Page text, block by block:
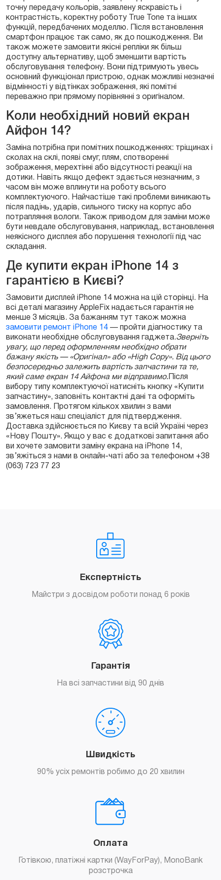
точну передачу кольорів, заявлену яскравість і
контрастність, коректну роботу True Tone та інших
функцій, передбачених моделлю. Після встановлення
смартфон працює так само, як до пошкодження. Ви
також можете замовити якісні репліки як більш
доступну альтернативу, щоб зменшити вартість
обслуговування телефону. Вони підтримують увесь
основний функціонал пристрою, однак можливі незначні
відмінності у відтінках зображення, які помітні
переважно при прямому порівнянні з оригіналом.
Коли необхідний новий екран
Айфон 14?
Заміна потрібна при помітних пошкодженнях: тріщинах і
сколах на склі, появі смуг, плям, спотворенні
зображення, мерехтінні або відсутності реакції на
дотики. Навіть якщо дефект здається незначним, з
часом він може вплинути на роботу всього
комплектуючого. Найчастіше такі проблеми виникають
після падінь, ударів, сильного тиску на корпус або
потрапляння вологи. Також приводом для заміни може
бути невдале обслуговування, наприклад, встановлення
неякісного дисплея або порушення технології під час
складання.
Де купити екран iPhone 14 з
гарантією в Києві?
Замовити дисплей iPhone 14 можна на цій сторінці. На
всі деталі магазину AppleFix надається гарантія не
менше 3 місяців. За бажанням тут також можна
замовити ремонт iPhone 14 — пройти діагностику та
виконати необхідне обслуговування гаджета.Зверніть
увагу, що перед оформленням необхідно обрати
бажану якість — «Оригінал» або «High Copy». Від цього
безпосередньо залежить вартість запчастини та те,
який саме екран 14 Айфона ми відправимо. Після
вибору типу комплектуючої натисніть кнопку «Купити
запчастину», заповніть контактні дані та оформіть
замовлення. Протягом кількох хвилин з вами
зв’яжеться наш спеціаліст для підтвердження.
Доставка здійснюється по Києву та всій Україні через
«Нову Пошту». Якщо у вас є додаткові запитання або
ви хочете замовити заміну екрана на iPhone 14,
зв’яжіться з нами в онлайн-чаті або за телефоном +38
(063) 723 77 23
Експертність
Майстри з досвідом роботи понад 6 років
Гарантія
На всі запчастини від 90 днів
Швидкість
90% усіх ремонтів робимо до 20 хвилин
Оплата
Готівкою, платіжні картки (WayForPay), MonoBank
розстрочка